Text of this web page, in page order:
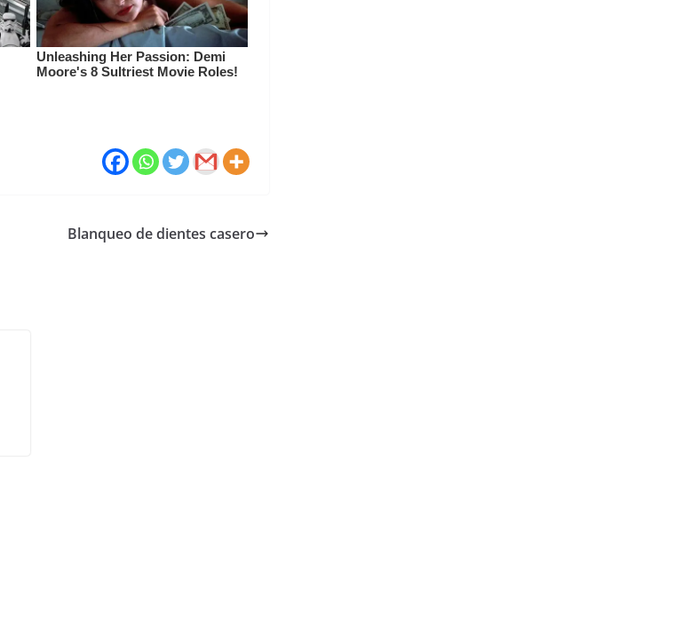
Blanqueo de dientes casero